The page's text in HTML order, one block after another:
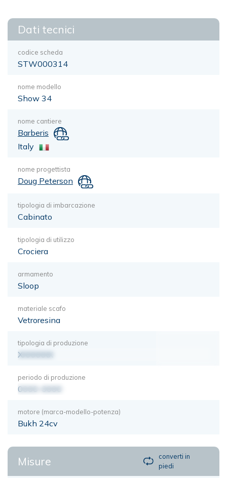
Dati tecnici
codice scheda
STW000314
nome modello
Show 34
nome cantiere
Barberis
Italy
nome progettista
Doug Peterson
tipologia di imbarcazione
Cabinato
tipologia di utilizzo
Crociera
armamento
Sloop
materiale scafo
Vetroresina
tipologia di produzione
XXXXXXX
periodo di produzione
0000-0000
motore (marca-modello-potenza)
Bukh 24cv
Misure
converti in
piedi